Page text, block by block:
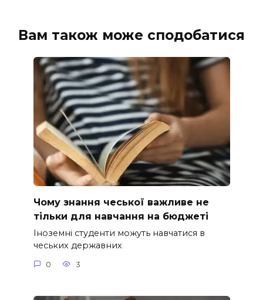
Вам також може сподобатися
Чому знання чеської важливе не
тільки для навчання на бюджеті
Іноземні студенти можуть навчатися в
чеських державних
0 3